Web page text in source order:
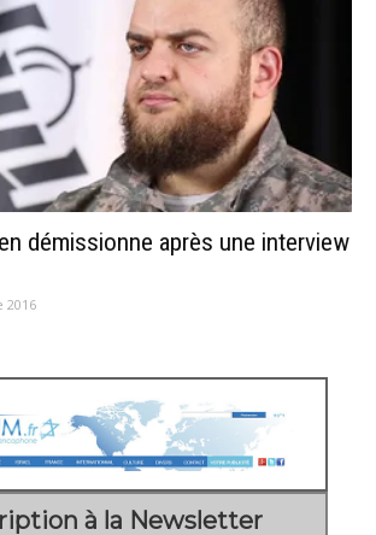
démissionne après une interview
2016
à la Newsletter